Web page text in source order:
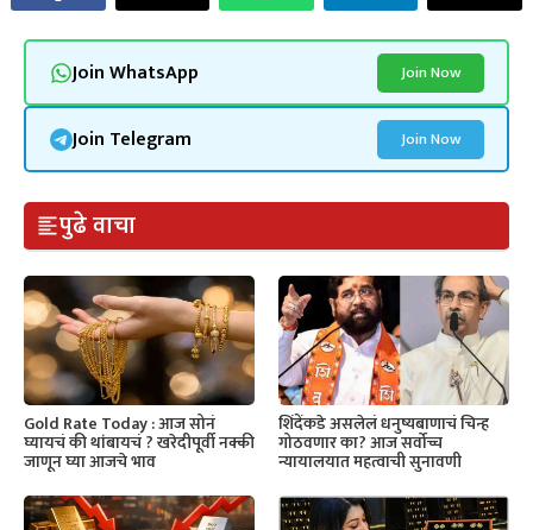
Join WhatsApp Join Now
Join Telegram Join Now
पुढे वाचा
Gold Rate Today : आज सोनं
घ्यायचं की थांबायचं ? खरेदीपूर्वी नक्की
जाणून घ्या आजचे भाव
शिंदेंकडे असलेलं धनुष्यबाणाचं चिन्ह
गोठवणार का? आज सर्वोच्च
न्यायालयात महत्वाची सुनावणी